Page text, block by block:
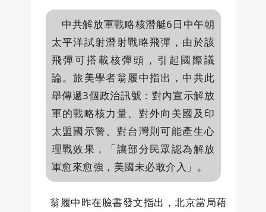
中共解放軍戰略核潛艇6日中午朝
太平洋試射潛射戰略飛彈，由於該
飛彈可搭載核彈頭，引起國際議
論。旅美學者翁履中指出，中共此
舉傳遞3個政治訊號：對內宣示解放
軍的戰略核力量、對外向美國及印
太盟國示警、對台灣則可能產生心
理戰效果，「讓部分民眾認為解放
軍愈來愈強，美國未必敢介入」。
翁履中昨在臉書發文指出，北京當局藉